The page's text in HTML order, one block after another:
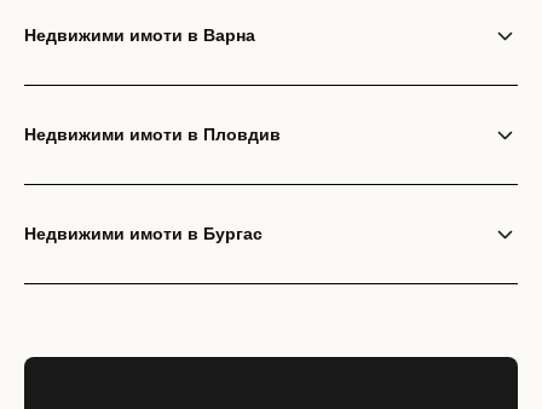
Недвижими имоти в Варна
Недвижими имоти в Пловдив
Недвижими имоти в Бургас